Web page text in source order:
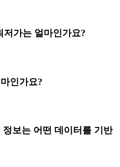
저가는 얼마인가요?
인가요?
보는 어떤 데이터를 기반